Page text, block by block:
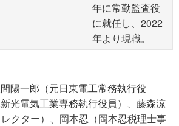
年に常勤監査役
に就任し、2022
年より現職。
陽一郎（元日東電工常務執行役
光電気工業専務執行役員）、藤森涼
クター）、岡本忍（岡本忍税理士事